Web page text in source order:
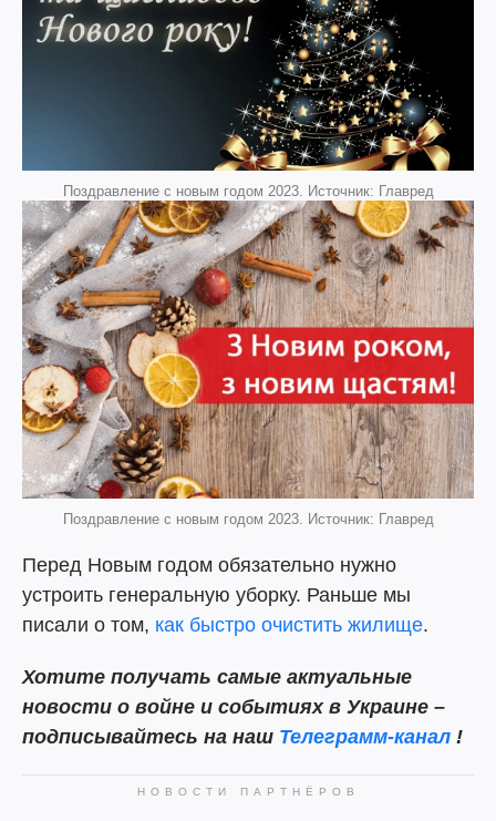
Поздравление с новым годом 2023. Источник: Главред
Поздравление с новым годом 2023. Источник: Главред
Перед Новым годом обязательно нужно
устроить генеральную уборку. Раньше мы
писали о том, как быстро очистить жилище.
Хотите получать самые актуальные
новости о войне и событиях в Украине –
подписывайтесь на наш Телеграмм-канал !